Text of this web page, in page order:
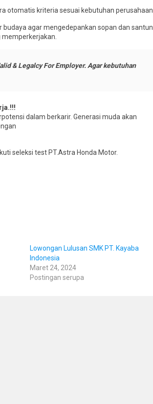
otomatis kriteria sesuai kebutuhan perusahaan.
agar mengedepankan sopan dan santun
& Legalcy For Employer. Agar kebutuhan
dalam berkarir. Generasi muda akan
seleksi test PT.Astra Honda Motor.
Lowongan Lulusan SMK PT. Kayaba
Indonesia
Maret 24, 2024
Postingan serupa